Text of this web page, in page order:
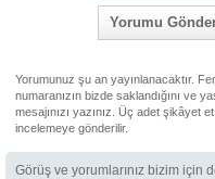
Yorumu
Yorumunuz şu an yayınlanacaktır.
numaranızın bizde saklandığını ve
mesajınızı yazınız. Üç adet şikâyet
incelemeye gönderilir.
Görüş ve yorumlarınız bizim için